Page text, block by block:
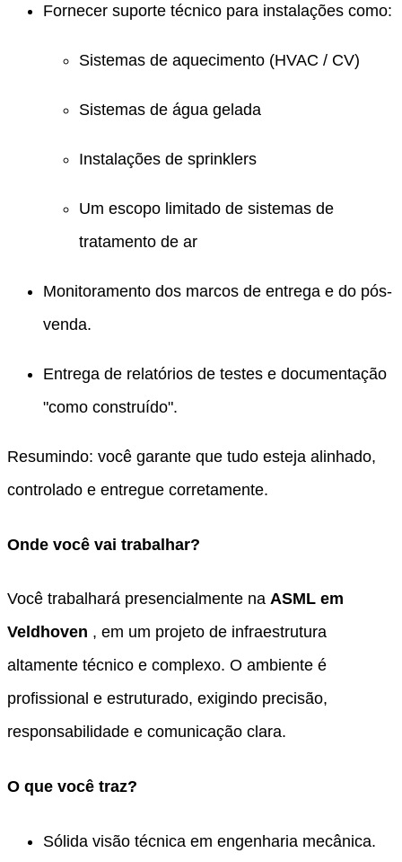
Fornecer suporte técnico para instalações como:
Sistemas de aquecimento (HVAC / CV)
Sistemas de água gelada
Instalações de sprinklers
Um escopo limitado de sistemas de
tratamento de ar
Monitoramento dos marcos de entrega e do pós-
venda.
Entrega de relatórios de testes e documentação
"como construído".
Resumindo: você garante que tudo esteja alinhado,
controlado e entregue corretamente.
Onde você vai trabalhar?
Você trabalhará presencialmente na ASML em
Veldhoven , em um projeto de infraestrutura
altamente técnico e complexo. O ambiente é
profissional e estruturado, exigindo precisão,
responsabilidade e comunicação clara.
O que você traz?
Sólida visão técnica em engenharia mecânica.